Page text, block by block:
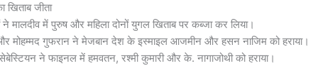
जीता
मालदीव में पुरुष और महिला दोनों युगल खिताब पर कब्जा कर लिया।
मोहम्मद गुफरान ने मेजबान देश के इस्माइल आजमीन और हसन नाजिम को हराया।
ने फाइनल में हमवतन, रश्मी कुमारी और के. नागाजोथी को हराया।